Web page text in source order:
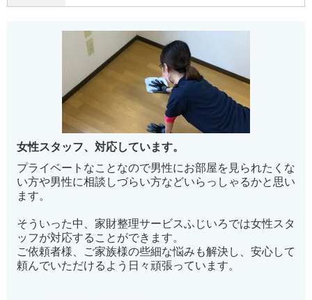
女性スタッフ、対応しています。
プライベートなことなので男性にお部屋を見られたくな
い方や男性に相談しづらい方などいらっしゃるかと思い
ます。
そういった中、家財整理サービスふじいろでは女性スタ
ッフが対応することができます。
ご依頼者様、ご家族様の些細な悩みも解決し、安心して
頼んでいただけるよう日々頑張っています。